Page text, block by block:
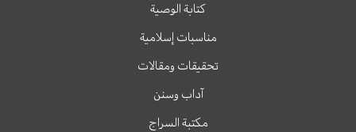
كتابة الوصية
مناسبات إسلامية
تحقيقات ومقالات
آداب وسنن
مكتبة السراج